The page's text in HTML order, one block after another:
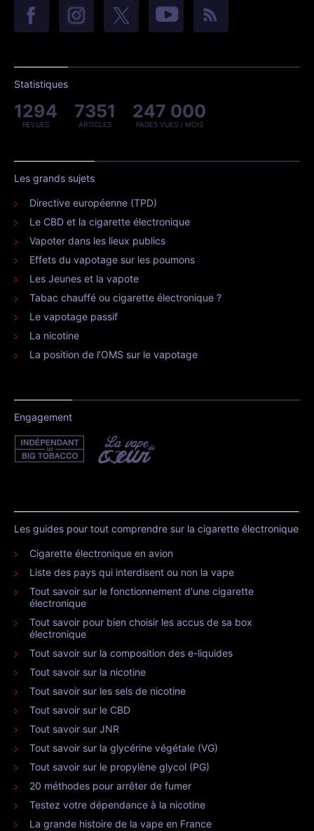
Statistiques
1294
REVUES
7351
ARTICLES
247 000
PAGES VUES / MOIS
Les grands sujets
Directive européenne (TPD)
Le CBD et la cigarette électronique
Vapoter dans les lieux publics
Effets du vapotage sur les poumons
Les Jeunes et la vapote
Tabac chauffé ou cigarette électronique ?
Le vapotage passif
La nicotine
La position de l’OMS sur le vapotage
Engagement
Les guides pour tout comprendre sur la cigarette électronique
Cigarette électronique en avion
Liste des pays qui interdisent ou non la vape
Tout savoir sur le fonctionnement d'une cigarette
électronique
Tout savoir pour bien choisir les accus de sa box
électronique
Tout savoir sur la composition des e-liquides
Tout savoir sur la nicotine
Tout savoir sur les sels de nicotine
Tout savoir sur le CBD
Tout savoir sur JNR
Tout savoir sur la glycérine végétale (VG)
Tout savoir sur le propylène glycol (PG)
20 méthodes pour arrêter de fumer
Testez votre dépendance à la nicotine
La grande histoire de la vape en France